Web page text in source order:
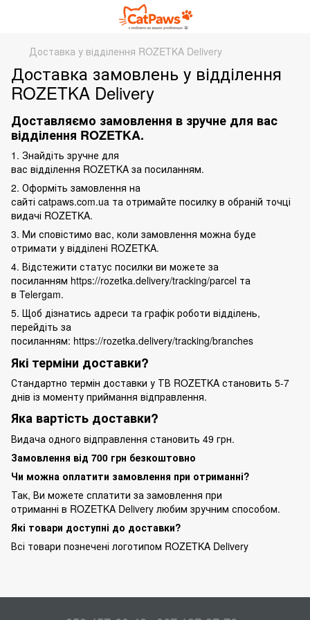
Доставка у відділення ROZETKA Delivery
Доставка замовлень у відділення
ROZETKA Delivery
Доставляємо замовлення в зручне для вас
відділення ROZETKA.
1. Знайдіть зручне для
вас відділення ROZETKA за посиланням.
2. Оформіть замовлення на
сайті catpaws.com.ua та отримайте посилку в обраній точці
видачі ROZETKA.
3. Ми сповістимо вас, коли замовлення можна буде
отримати у відділені ROZETKA.
4. Відстежити статус посилки ви можете за
посиланням https://rozetka.delivery/tracking/parcel та
в Telergam.
5. Щоб дізнатись адреси та графік роботи відділень,
перейдіть за
посиланням: https://rozetka.delivery/tracking/branches
Які терміни доставки?
Стандартно термін доставки у ТВ ROZETKA становить 5-7
днів із моменту приймання відправлення.
Яка вартість доставки?
Видача одного відправлення становить 49 грн.
Замовлення від 700 грн безкоштовно
Чи можна оплатити замовлення при отриманні?
Так, Ви можете сплатити за замовлення при
отриманні в ROZETKA Delivery любим зручним способом.
Які товари доступні до доставки?
Всі товари познечені логотипом ROZETKA Delivery